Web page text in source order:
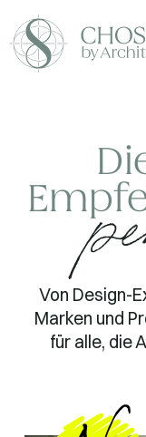
Von Design-
Marken und
für alle, die